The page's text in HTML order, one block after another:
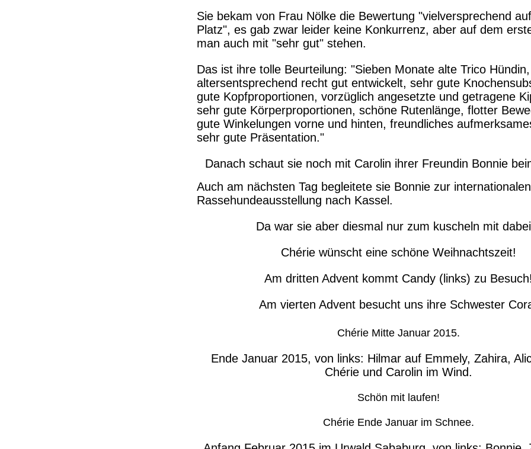
Sie bekam von Frau Nölke die Bewertung "vielversprechend
Platz", es gab zwar leider keine Konkurrenz, aber auf dem
man auch mit "sehr gut" stehen.
Das ist ihre tolle Beurteilung: "Sieben Monate alte Trico Hündin,
altersentsprechend recht gut entwickelt, sehr gute
gute Kopfproportionen, vorzüglich angesetzte und getragene
sehr gute Körperproportionen, schöne Rutenlänge, flotter
gute Winkelungen vorne und hinten, freundliches
sehr gute Präsentation."
Danach schaut sie noch mit Carolin ihrer Freundin Bonnie
Auch am nächsten Tag begleitete sie Bonnie zur internationalen
Rassehundeausstellung nach Kassel.
Da war sie aber diesmal nur zum kuscheln mit
Chérie wünscht eine schöne Weihnachtszeit!
Am dritten Advent kommt Candy (links) zu Besuch!
Am vierten Advent besucht uns ihre Schwester
Chérie Mitte Januar 2015.
Ende Januar 2015, von links: Hilmar auf Emmely, Zahira,
Chérie und Carolin im Wind.
Schön mit laufen!
Chérie Ende Januar im Schnee.